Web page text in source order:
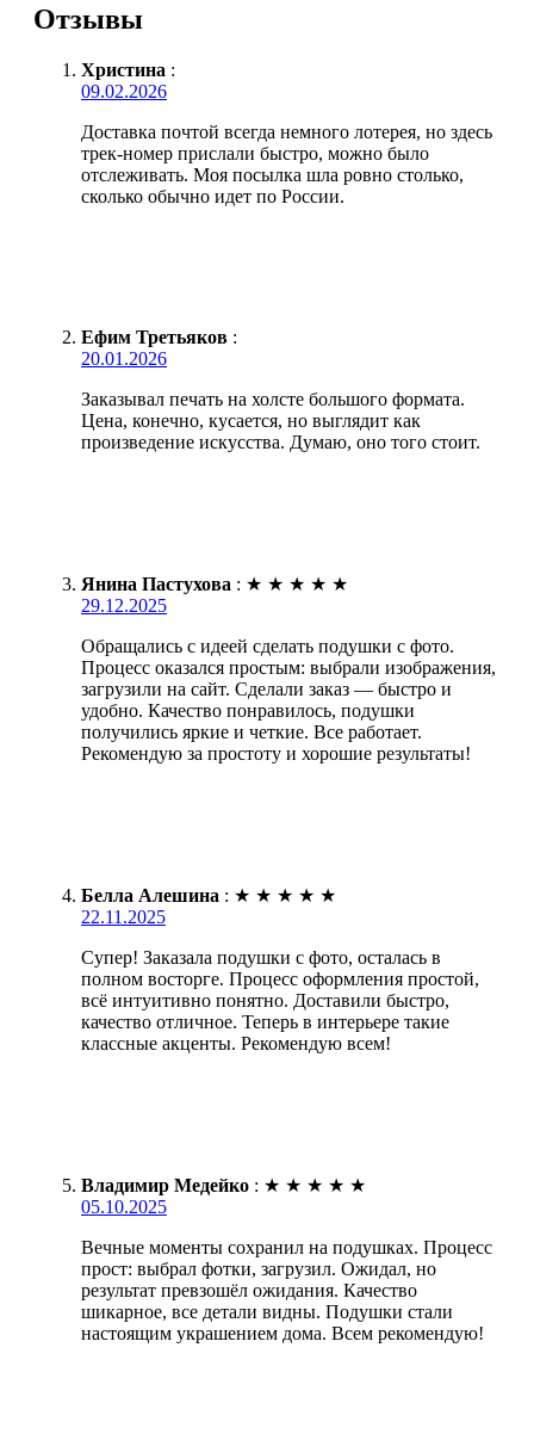
Отзывы
Христина :
09.02.2026
Доставка почтой всегда немного лотерея, но здесь
трек-номер прислали быстро, можно было
отслеживать. Моя посылка шла ровно столько,
сколько обычно идет по России.
Ефим Третьяков :
20.01.2026
Заказывал печать на холсте большого формата.
Цена, конечно, кусается, но выглядит как
произведение искусства. Думаю, оно того стоит.
Янина Пастухова : ★ ★ ★ ★ ★
29.12.2025
Обращались с идеей сделать подушки с фото.
Процесс оказался простым: выбрали изображения,
загрузили на сайт. Сделали заказ — быстро и
удобно. Качество понравилось, подушки
получились яркие и четкие. Все работает.
Рекомендую за простоту и хорошие результаты!
Белла Алешина : ★ ★ ★ ★ ★
22.11.2025
Супер! Заказала подушки с фото, осталась в
полном восторге. Процесс оформления простой,
всё интуитивно понятно. Доставили быстро,
качество отличное. Теперь в интерьере такие
классные акценты. Рекомендую всем!
Владимир Медейко : ★ ★ ★ ★ ★
05.10.2025
Вечные моменты сохранил на подушках. Процесс
прост: выбрал фотки, загрузил. Ожидал, но
результат превзошёл ожидания. Качество
шикарное, все детали видны. Подушки стали
настоящим украшением дома. Всем рекомендую!